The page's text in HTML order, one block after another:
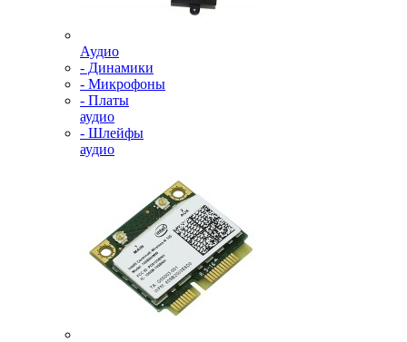
Аудио
- Динамики
- Микрофоны
- Платы
аудио
- Шлейфы
аудио